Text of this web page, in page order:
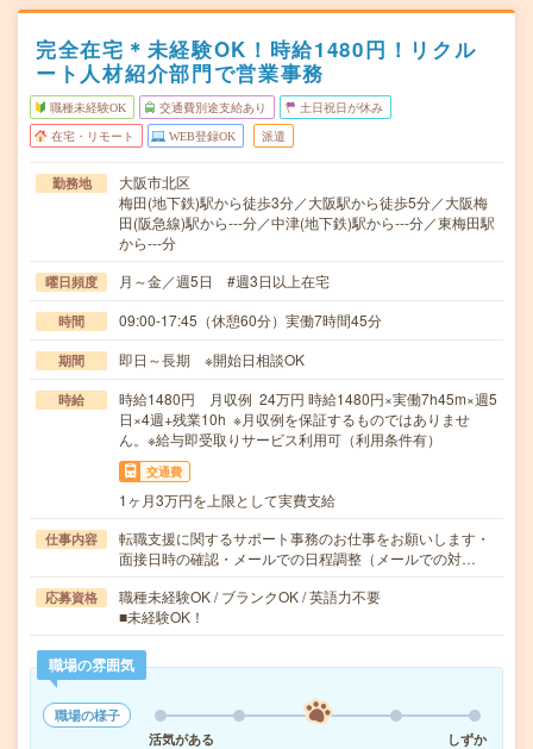
完全在宅＊未経験OK！時給1480円！リクル
ート人材紹介部門で営業事務
職種未経験OK 交通費別途支給あり 土日祝日が休み
在宅・リモート WEB登録OK 派遣
勤務地
大阪市北区
梅田(地下鉄)駅から徒歩3分／大阪駅から徒歩5分／大阪梅
田(阪急線)駅から---分／中津(地下鉄)駅から---分／東梅田駅
から---分
曜日頻度 月～金／週5日 #週3日以上在宅
時間 09:00-17:45（休憩60分）実働7時間45分
期間 即日～長期 ※開始日相談OK
時給
時給1480円 月収例 24万円 時給1480円×実働7h45m×週5
日×4週+残業10h ※月収例を保証するものではありませ
ん。※給与即受取りサービス利用可（利用条件有）
交通費
1ヶ月3万円を上限として実費支給
仕事内容
転職支援に関するサポート事務のお仕事をお願いします・
面接日時の確認・メールでの日程調整（メールでの対…
応募資格
職種未経験OK / ブランクOK / 英語力不要
■未経験OK！
職場の雰囲気
職場の様子
活気がある
しずか